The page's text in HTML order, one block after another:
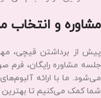
سبک زندگی و استایل
که وقت کمی برای سشوار
روتین زندگی شما هماهنگ
برسید.